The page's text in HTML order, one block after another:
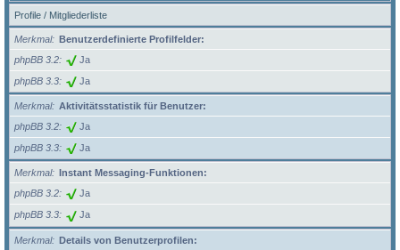
Profile / Mitgliederliste
Merkmal
Benutzerdefinierte Profilfelder:
phpBB 3.2
Ja
phpBB 3.3 Ja
Merkmal
Aktivitätsstatistik für Benutzer:
phpBB 3.2
Ja
phpBB 3.3 Ja
Merkmal
Instant Messaging-Funktionen:
phpBB 3.2
Ja
phpBB 3.3 Ja
Merkmal
Details von Benutzerprofilen: